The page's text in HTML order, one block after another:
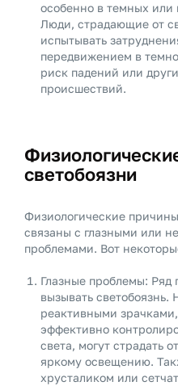
особенно в темных или
Люди, страдающие от
испытывать
передвижением в
риск падений или
происшествий.
светобоязни
Физиологические
связаны с глазными или
проблемами. Вот
Глазные проблемы: Ряд
вызывать
реактивными
эффективно
света, могут страдать
яркому освещению.
хрусталиком или